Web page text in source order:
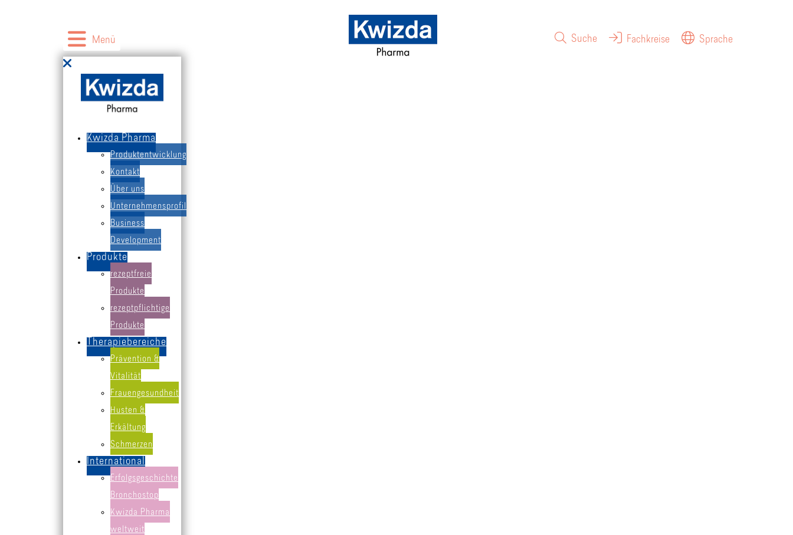
Menü
Kwizda Pharma
Produktentwicklung
Kontakt
Über uns
Unternehmensprofil
Business
Development
Produkte
rezeptfreie
Produkte
rezeptpflichtige
Produkte
Therapiebereiche
Prävention &
Vitalität
Frauengesundheit
Husten &
Erkältung
Schmerzen
International
Erfolgsgeschichte
Bronchostop
Kwizda Pharma
weltweit
Sprache
Fachkreise
Suche